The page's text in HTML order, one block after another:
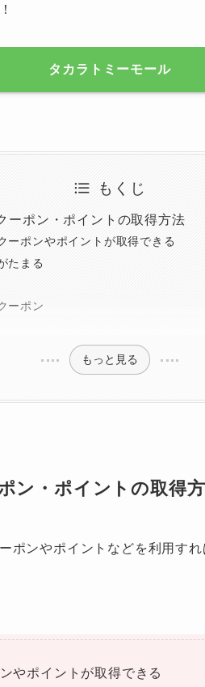
タカラトミーモール
もくじ
ーポン・ポイントの取得方法
ーポンやポイントが取得できる
たまる
ーポン
もっと見る
ン・ポイントの取得
ポンやポイントなどを利用すれ
やポイントが取得できる